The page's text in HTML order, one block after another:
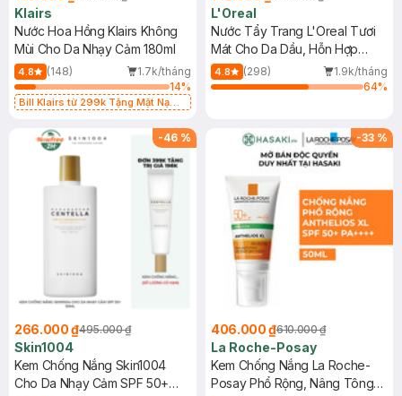
Klairs
Nước Hoa Hồng Klairs Không
Mùi Cho Da Nhạy Cảm 180ml
4.8 (148)
1.7k/tháng
14%
Bill Klairs từ 299k Tặng Mặt Nạ
25ml (SL Có Hạn)
L'Oreal
Nước Tẩy Trang L'Oreal Tươi
Mát Cho Da Dầu, Hỗn Hợp
400ml
4.8 (298)
1.9k/tháng
64%
-46 %
266.000 ₫495.000 ₫
Skin1004
Kem Chống Nắng Skin1004
Cho Da Nhạy Cảm SPF 50+
-33 %
406.000 ₫610.000 ₫
La Roche-Posay
Kem Chống Nắng La Roche-
Posay Phổ Rộng, Nâng Tông